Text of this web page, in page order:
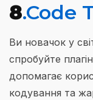
8.Code
Ви новачок у
спробуйте
допомагає
кодування та